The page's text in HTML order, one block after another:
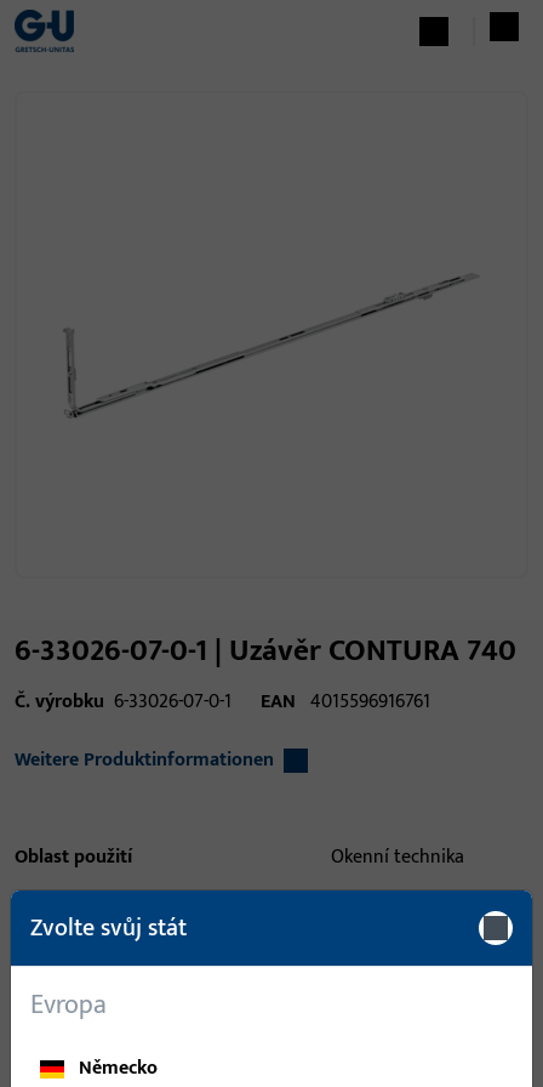
6-33026-07-0-1 | Uzávěr CONTURA 740
Č. výrobku 6-33026-07-0-1 EAN 4015596916761
Weitere Produktinformationen
Oblast použití
Okenní technika
Popis povrchu
Zvolte svůj stát
Evropa
Německo